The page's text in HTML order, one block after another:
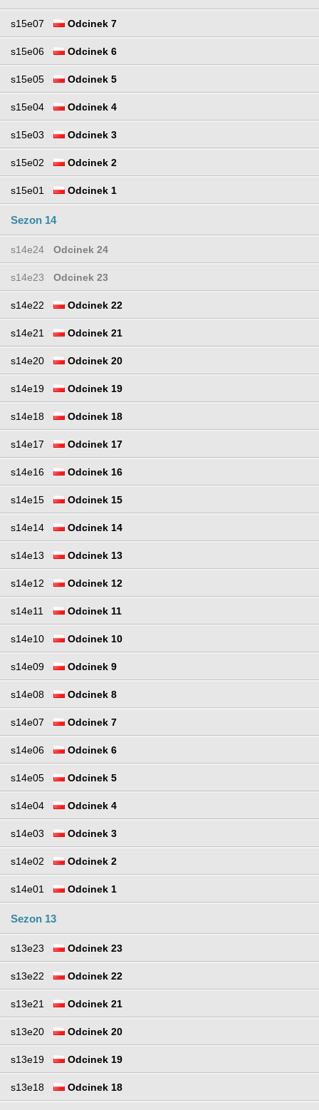
s15e07 Odcinek 7
s15e06 Odcinek 6
s15e05 Odcinek 5
s15e04 Odcinek 4
s15e03 Odcinek 3
s15e02 Odcinek 2
s15e01 Odcinek 1
Sezon 14
s14e24 Odcinek 24
s14e23 Odcinek 23
s14e22 Odcinek 22
s14e21 Odcinek 21
s14e20 Odcinek 20
s14e19 Odcinek 19
s14e18 Odcinek 18
s14e17 Odcinek 17
s14e16 Odcinek 16
s14e15 Odcinek 15
s14e14 Odcinek 14
s14e13 Odcinek 13
s14e12 Odcinek 12
s14e11 Odcinek 11
s14e10 Odcinek 10
s14e09 Odcinek 9
s14e08 Odcinek 8
s14e07 Odcinek 7
s14e06 Odcinek 6
s14e05 Odcinek 5
s14e04 Odcinek 4
s14e03 Odcinek 3
s14e02 Odcinek 2
s14e01 Odcinek 1
Sezon 13
s13e23 Odcinek 23
s13e22 Odcinek 22
s13e21 Odcinek 21
s13e20 Odcinek 20
s13e19 Odcinek 19
s13e18 Odcinek 18